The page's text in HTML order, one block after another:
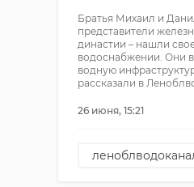
Братья Михаил и
представители
династии – нашли
водоснабжении. Они
водную
рассказали в
26 июня, 15:21